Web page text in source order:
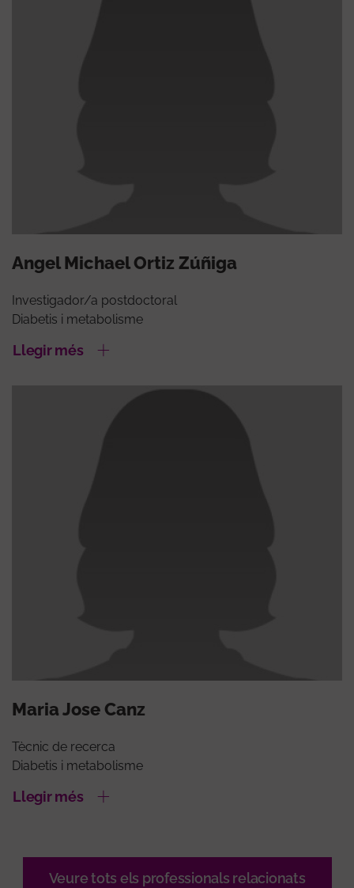
Angel Michael Ortiz Zúñiga
Investigador/a postdoctoral
Diabetis i metabolisme
Llegir més
Maria Jose Canz
Tècnic de recerca
Diabetis i metabolisme
Llegir més
Veure tots els professionals relacionats